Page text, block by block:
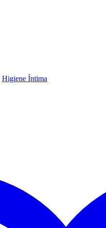
Higiene Íntima